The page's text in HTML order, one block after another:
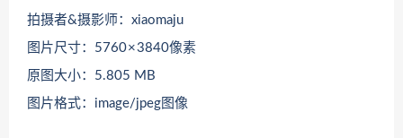
拍摄者&摄影师：xiaomaju
图片尺寸：5760 × 3840像素
原图大小：5.805 MB
图片格式：image/jpeg图像